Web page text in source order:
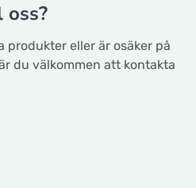
produkter eller är osäker på
du välkommen att kontakta